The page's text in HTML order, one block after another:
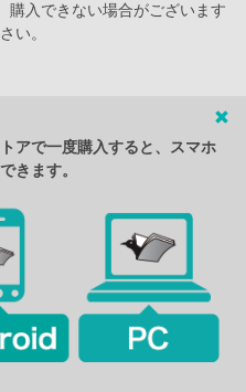
入できない場合がございます
い。
アで一度購入すると、スマホ
きます。